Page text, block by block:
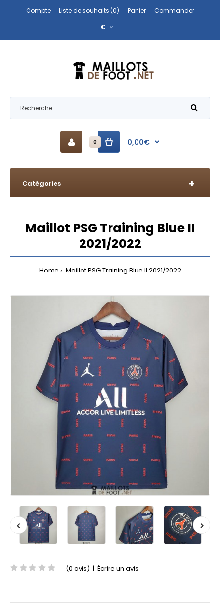
Compte Liste de souhaits (0) Panier
Commander
€
0 0,00€
Catégories
Maillot PSG Training Blue II
2021/2022
Home Maillot PSG Training Blue II 2021/2022
(0 avis) | Écrire un avis